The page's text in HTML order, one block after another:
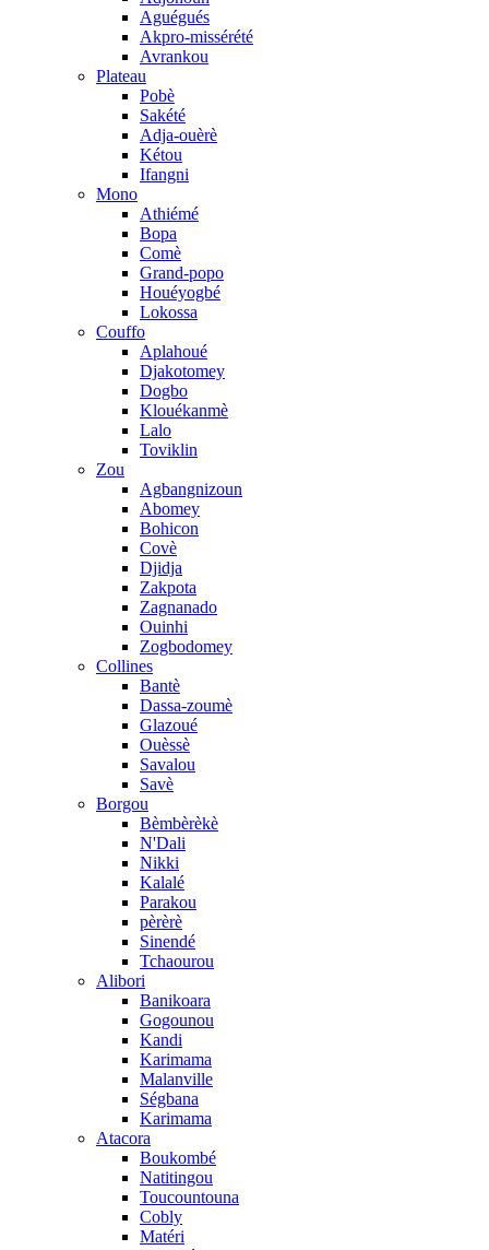
Aguégués
Akpro-missérété
Avrankou
Plateau
Pobè
Sakété
Adja-ouèrè
Kétou
Ifangni
Mono
Athiémé
Bopa
Comè
Grand-popo
Houéyogbé
Lokossa
Couffo
Aplahoué
Djakotomey
Dogbo
Klouékanmè
Lalo
Toviklin
Zou
Agbangnizoun
Abomey
Bohicon
Covè
Djidja
Zakpota
Zagnanado
Ouinhi
Zogbodomey
Collines
Bantè
Dassa-zoumè
Glazoué
Ouèssè
Savalou
Savè
Borgou
Bèmbèrèkè
N'Dali
Nikki
Kalalé
Parakou
pèrèrè
Sinendé
Tchaourou
Alibori
Banikoara
Gogounou
Kandi
Karimama
Malanville
Ségbana
Karimama
Atacora
Boukombé
Natitingou
Toucountouna
Cobly
Matéri